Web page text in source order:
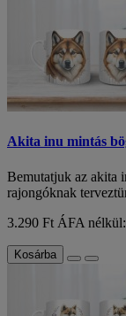
Akita inu mintás
Bemutatjuk az akita
rajongóknak
3.290 Ft ÁFA
Kosárba